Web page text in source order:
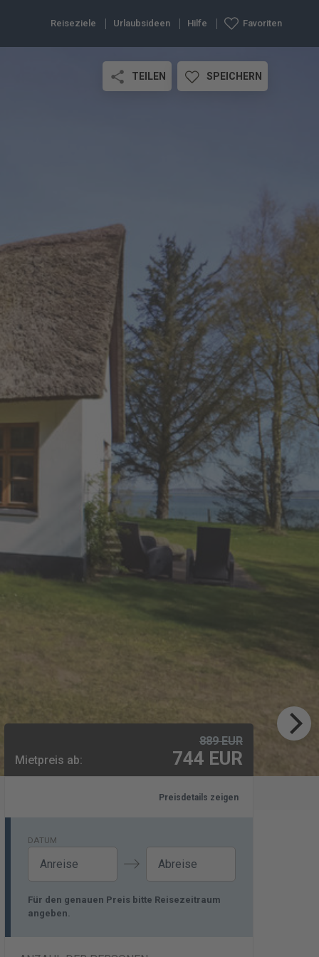
Reiseziele Urlaubsideen Hilfe Favoriten
TEILEN SPEICHERN
Mietpreis ab:
889EUR
744 EUR
Preisdetails zeigen
DATUM
forward
to
backward
Für den genauen Preis bitte Reisezeitraum
angeben.